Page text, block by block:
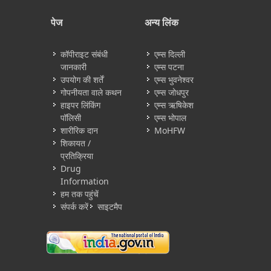
पेज
कॉपीराइट संबंधी
जानकारी
उपयोग की शर्तें
गोपनीयता वाले कथन
हाइपर लिंकिंग
पॉलिसी
शारीरिक दान
शिकायत /
प्रतिक्रिया
Drug
Information
हम तक पहुंचें
संपर्क करें
साइटमैप
अन्य लिंक
एम्स दिल्ली
एम्स पटना
एम्स भुवनेश्वर
एम्स जोधपुर
एम्स ऋषिकेश
एम्स भोपाल
MoHFW